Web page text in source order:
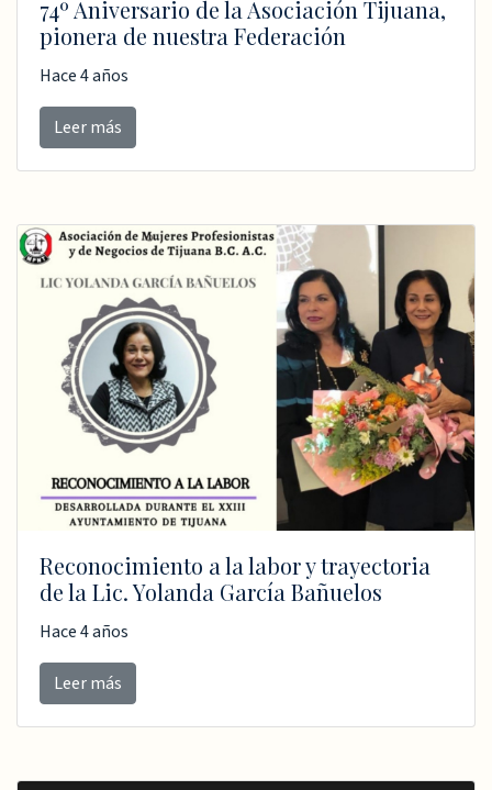
74º Aniversario de la Asociación Tijuana,
pionera de nuestra Federación
Hace 4 años
Leer más
Reconocimiento a la labor y trayectoria
de la Lic. Yolanda García Bañuelos
Hace 4 años
Leer más